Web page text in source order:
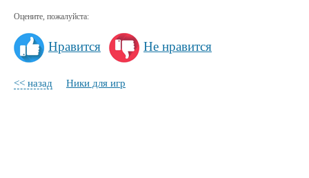
Оцените, пожалуйста:
Нравится Не нравится
<< назад Ники для игр